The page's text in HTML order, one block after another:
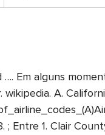
Em alguns
wikipedia. A.
Entre 1. Clair